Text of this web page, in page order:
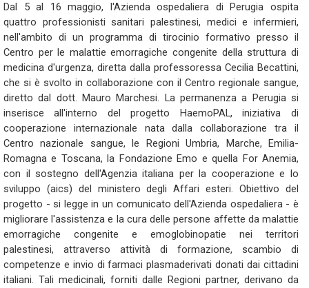
Dal 5 al 16 maggio, l'Azienda ospedaliera di Perugia ospita
quattro professionisti sanitari palestinesi, medici e infermieri,
nell'ambito di un programma di tirocinio formativo presso il
Centro per le malattie emorragiche congenite della struttura di
medicina d'urgenza, diretta dalla professoressa Cecilia Becattini,
che si è svolto in collaborazione con il Centro regionale sangue,
diretto dal dott. Mauro Marchesi. La permanenza a Perugia si
inserisce all'interno del progetto HaemoPAL, iniziativa di
cooperazione internazionale nata dalla collaborazione tra il
Centro nazionale sangue, le Regioni Umbria, Marche, Emilia-
Romagna e Toscana, la Fondazione Emo e quella For Anemia,
con il sostegno dell'Agenzia italiana per la cooperazione e lo
sviluppo (aics) del ministero degli Affari esteri. Obiettivo del
progetto - si legge in un comunicato dell'Azienda ospedaliera - è
migliorare l'assistenza e la cura delle persone affette da malattie
emorragiche congenite e emoglobinopatie nei territori
palestinesi, attraverso attività di formazione, scambio di
competenze e invio di farmaci plasmaderivati donati dai cittadini
italiani. Tali medicinali, forniti dalle Regioni partner, derivano da